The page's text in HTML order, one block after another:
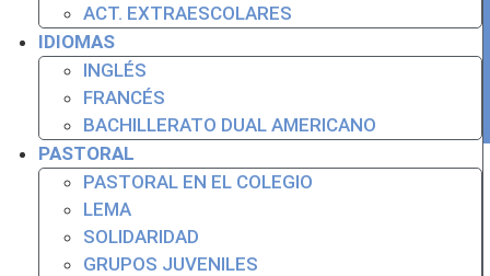
ACT. EXTRAESCOLARES
IDIOMAS
INGLÉS
FRANCÉS
BACHILLERATO DUAL AMERICANO
PASTORAL
PASTORAL EN EL COLEGIO
LEMA
SOLIDARIDAD
GRUPOS JUVENILES
© Colegio Santa Rita. C/ Eugenia de Montijo 53, 28025
Madrid. Tel. +34 91 462 86 83